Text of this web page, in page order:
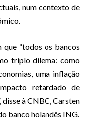
num contexto de
que “todos os bancos
triplo dilema: como
uma inflação
retardado de
disse à CNBC, Carsten
banco holandês ING.